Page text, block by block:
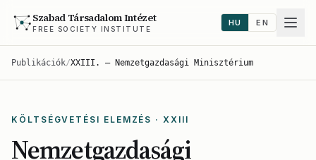
Szabad Társadalom Intézet
FREE SOCIETY INSTITUTE
HU EN
Publikációk/XXIII. — Nemzetgazdasági Minisztérium
KÖLTSÉGVETÉSI ELEMZÉS · XXIII
Nemzetgazdasági